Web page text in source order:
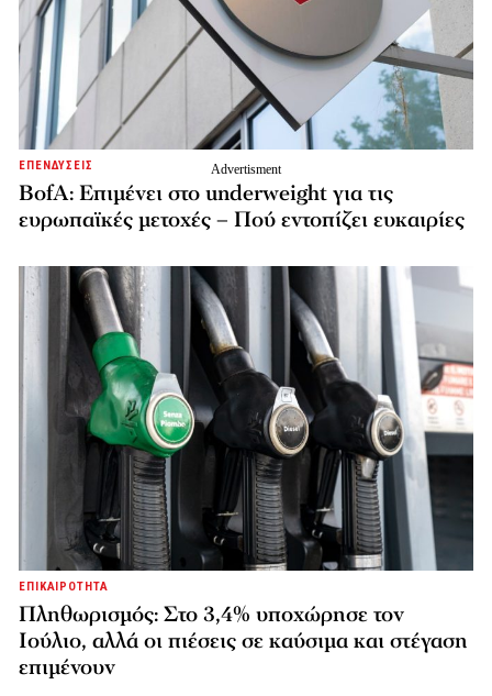
ΕΠΕΝΔΥΣΕΙΣ
BofA: Επιμένει στο underweight για τις
ευρωπαϊκές μετοχές – Πού εντοπίζει ευκαιρίες
ΕΠΙΚΑΙΡΟΤΗΤΑ
Πληθωρισμός: Στο 3,4% υποχώρησε τον
Ιούλιο, αλλά οι πιέσεις σε καύσιμα και στέγαση
επιμένουν